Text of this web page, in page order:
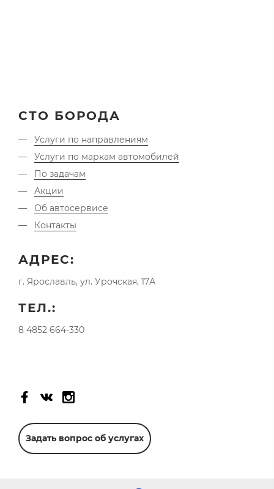
СТО БОРОДА
Услуги по направлениям
Услуги по маркам автомобилей
По задачам
Акции
Об автосервисе
Контакты
АДРЕС:
г. Ярославль, ул. Урочская, 17А
ТЕЛ.:
8 4852 664-330
Задать вопрос об услугах